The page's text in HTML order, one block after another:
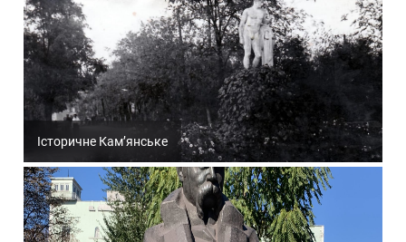
Історичне Кам’янське